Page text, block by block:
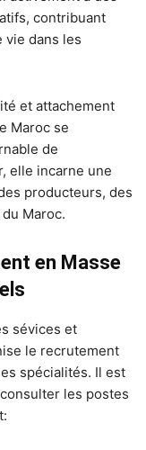
contribuant
vie dans les
et attachement
Maroc se
de
elle incarne une
producteurs, des
Maroc.
en Masse
sévices et
le recrutement
spécialités. Il est
les postes